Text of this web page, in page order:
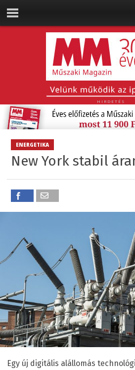
HIRDETÉS
ENERGETIKA
New York stabil
Egy új digitális alállomás